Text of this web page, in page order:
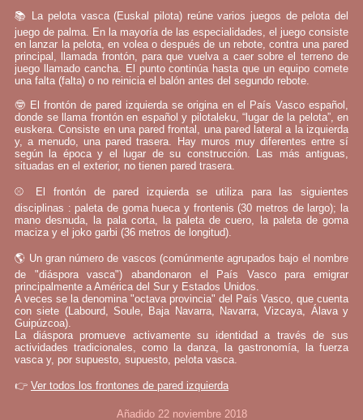
📚 La pelota vasca (Euskal pilota) reúne varios juegos de pelota del
juego de palma. En la mayoría de las especialidades, el juego consiste
en lanzar la pelota, en volea o después de un rebote, contra una pared
principal, llamada frontón, para que vuelva a caer sobre el terreno de
juego llamado cancha. El punto continúa hasta que un equipo comete
una falta (falta) o no reinicia el balón antes del segundo rebote.
🤓 El frontón de pared izquierda se origina en el País Vasco español,
donde se llama frontón en español y pilotaleku, “lugar de la pelota”, en
euskera. Consiste en una pared frontal, una pared lateral a la izquierda
y, a menudo, una pared trasera. Hay muros muy diferentes entre sí
según la época y el lugar de su construcción. Las más antiguas,
situadas en el exterior, no tienen pared trasera.
⚾ El frontón de pared izquierda se utiliza para las siguientes
disciplinas : paleta de goma hueca y frontenis (30 metros de largo); la
mano desnuda, la pala corta, la paleta de cuero, la paleta de goma
maciza y el joko garbi (36 metros de longitud).
🌎 Un gran número de vascos (comúnmente agrupados bajo el nombre
de "diáspora vasca") abandonaron el País Vasco para emigrar
principalmente a América del Sur y Estados Unidos.
A veces se la denomina "octava provincia" del País Vasco, que cuenta
con siete (Labourd, Soule, Baja Navarra, Navarra, Vizcaya, Álava y
Guipúzcoa).
La diáspora promueve activamente su identidad a través de sus
actividades tradicionales, como la danza, la gastronomía, la fuerza
vasca y, por supuesto, supuesto, pelota vasca.
👉 Ver todos los frontones de pared izquierda
Añadido 22 noviembre 2018